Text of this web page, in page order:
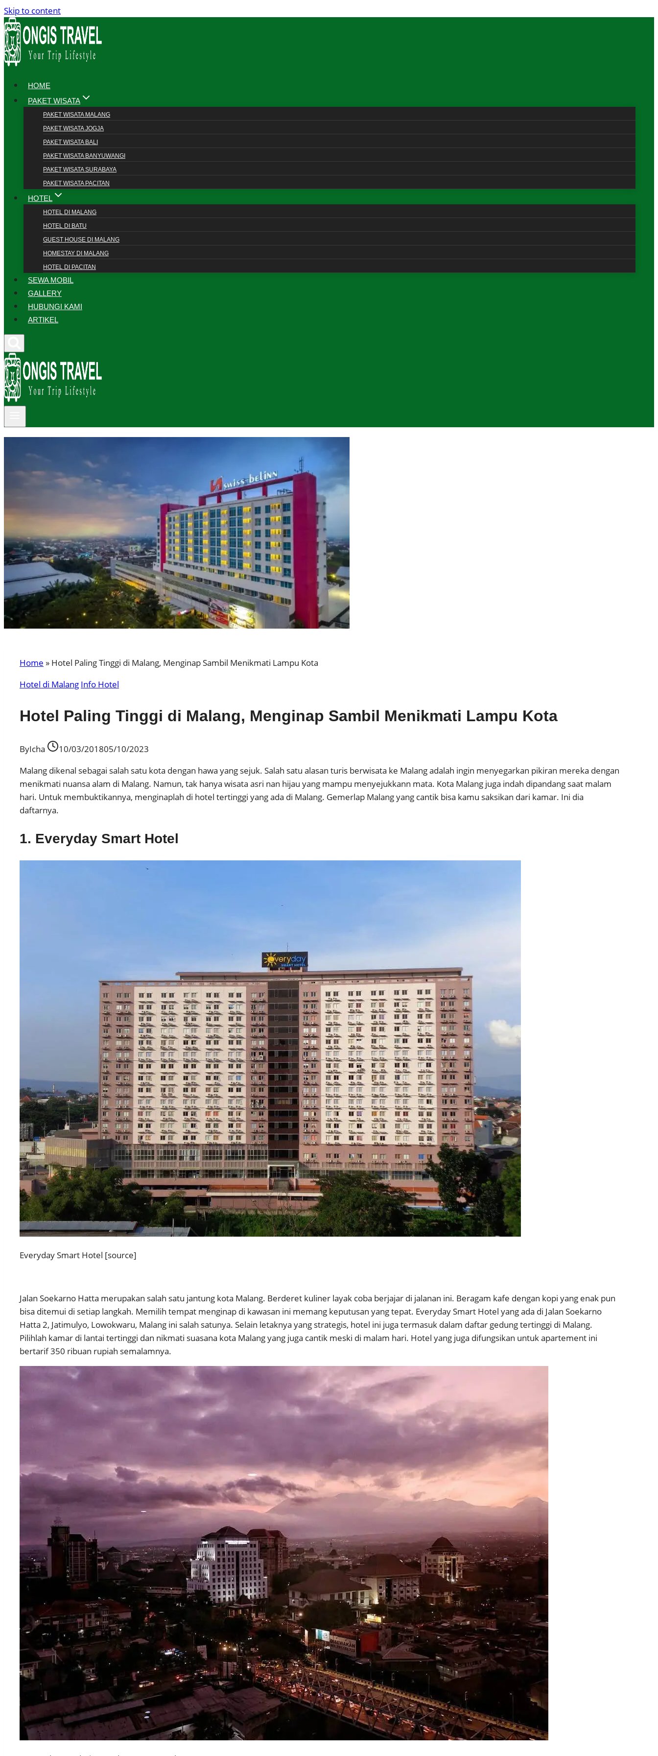
Skip to content
HOME
PAKET WISATA
PAKET WISATA MALANG
PAKET WISATA JOGJA
PAKET WISATA BALI
PAKET WISATA BANYUWANGI
PAKET WISATA SURABAYA
PAKET WISATA PACITAN
HOTEL
HOTEL DI MALANG
HOTEL DI BATU
GUEST HOUSE DI MALANG
HOMESTAY DI MALANG
HOTEL DI PACITAN
SEWA MOBIL
GALLERY
HUBUNGI KAMI
ARTIKEL
Home » Hotel Paling Tinggi di Malang, Menginap Sambil Menikmati Lampu Kota
Hotel di Malang Info Hotel
Hotel Paling Tinggi di Malang, Menginap Sambil Menikmati Lampu Kota
ByIcha 10/03/201805/10/2023
Malang dikenal sebagai salah satu kota dengan hawa yang sejuk. Salah satu alasan turis berwisata ke Malang adalah ingin menyegarkan pikiran mereka dengan
menikmati nuansa alam di Malang. Namun, tak hanya wisata asri nan hijau yang mampu menyejukkann mata. Kota Malang juga indah dipandang saat malam
hari. Untuk membuktikannya, menginaplah di hotel tertinggi yang ada di Malang. Gemerlap Malang yang cantik bisa kamu saksikan dari kamar. Ini dia
daftarnya.
1. Everyday Smart Hotel
Everyday Smart Hotel [source]
Jalan Soekarno Hatta merupakan salah satu jantung kota Malang. Berderet kuliner layak coba berjajar di jalanan ini. Beragam kafe dengan kopi yang enak pun
bisa ditemui di setiap langkah. Memilih tempat menginap di kawasan ini memang keputusan yang tepat. Everyday Smart Hotel yang ada di Jalan Soekarno
Hatta 2, Jatimulyo, Lowokwaru, Malang ini salah satunya. Selain letaknya yang strategis, hotel ini juga termasuk dalam daftar gedung tertinggi di Malang.
Pilihlah kamar di lantai tertinggi dan nikmati suasana kota Malang yang juga cantik meski di malam hari. Hotel yang juga difungsikan untuk apartement ini
bertarif 350 ribuan rupiah semalamnya.